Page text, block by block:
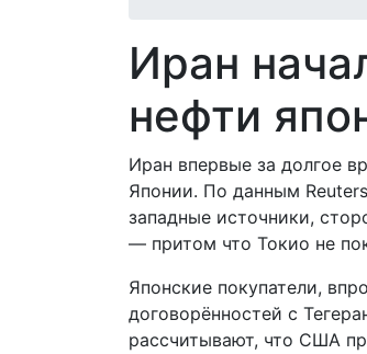
Иран
нефти
Иран впервые за долгое
Японии. По данным
западные источники,
— притом что Токио не
Японские покупатели,
договорённостей с
рассчитывают, что США